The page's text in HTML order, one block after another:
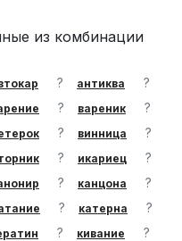
из комбинации
? антиква ?
? вареник ?
? винница ?
? икариец ?
? канцона ?
? катерна ?
? кивание ?